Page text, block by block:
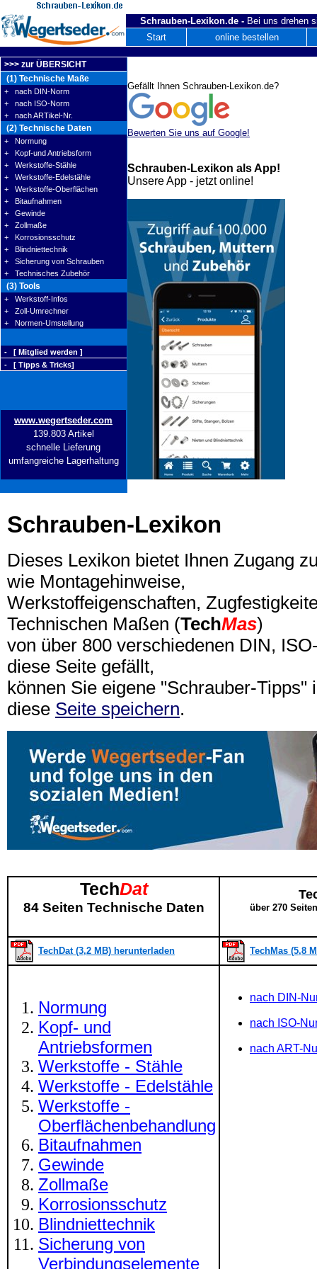
Schrauben-Lexikon.de - Bei uns drehen
Start
online bestellen
>>> zur ÜBERSICHT
(1) Technische Maße
+ nach DIN-Norm
+ nach ISO-Norm
+ nach ARTikel-Nr.
(2) Technische Daten
+ Normung
+ Kopf-und Antriebsform
+ Werkstoffe-Stähle
+ Werkstoffe-Edelstähle
+ Werkstoffe-Oberflächen
+ Bitaufnahmen
+ Gewinde
+ Zollmaße
+ Korrosionsschutz
+ Blindniettechnik
+ Sicherung von Schrauben
+ Technisches Zubehör
(3) Tools
+ Werkstoff-Infos
+ Zoll-Umrechner
+ Normen-Umstellung
- [ Mitglied werden ]
- [ Tipps & Tricks]
www.wegertseder.com
139.803 Artikel
schnelle Lieferung
umfangreiche Lagerhaltung
Schrauben-Lexikon
Dieses Lexikon bietet Ihnen Zugang
wie Montagehinweise,
Werkstoffeigenschaften,
Technischen Maßen (TechMas)
von über 800 verschiedenen DIN,
diese Seite gefällt,
können Sie eigene "Schrauber-Tipps"
diese Seite speichern.
TechDat
84 Seiten Technische Daten über 270
TechDat (3,2 MB) herunterladen TechMas (5,8
Normung
Kopf- und
Antriebsformen
Werkstoffe - Stähle
Werkstoffe - Edelstähle
Werkstoffe -
Oberflächenbehandlung
Bitaufnahmen
Gewinde
Zollmaße
Korrosionsschutz
Blindniettechnik
Sicherung von
Verbindungselemente
nach DIN-
nach ISO-
nach ART-
Gefällt Ihnen Schrauben-Lexikon.de?
Bewerten Sie uns auf Google!
Schrauben-Lexikon als App!
Unsere App - jetzt online!